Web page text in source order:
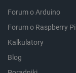
Forum o Arduino
Forum o Raspberry Pi
Kalkulatory
Blog